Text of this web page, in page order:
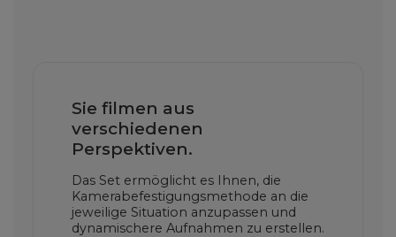
Sie filmen aus
verschiedenen
Perspektiven.
Das Set ermöglicht es Ihnen, die
Kamerabefestigungsmethode an die
jeweilige Situation anzupassen und
dynamischere Aufnahmen zu erstellen.